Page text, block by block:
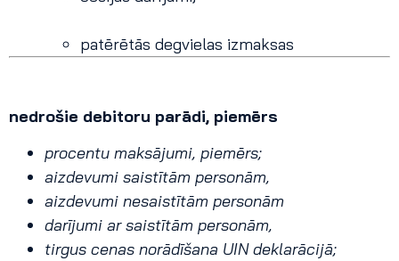
patērētās degvielas izmaksas
nedrošie debitoru parādi, piemērs
procentu maksājumi, piemērs;
aizdevumi saistītām personām,
aizdevumi nesaistītām personām
darījumi ar saistītām personām,
tirgus cenas norādīšana UIN deklarācijā;